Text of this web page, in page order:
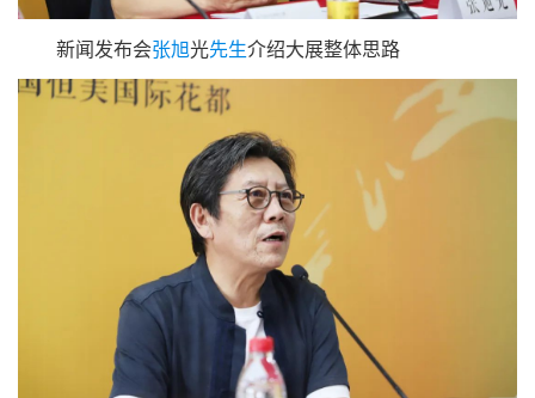
新闻发布会 张旭 先生介绍大展整体思路